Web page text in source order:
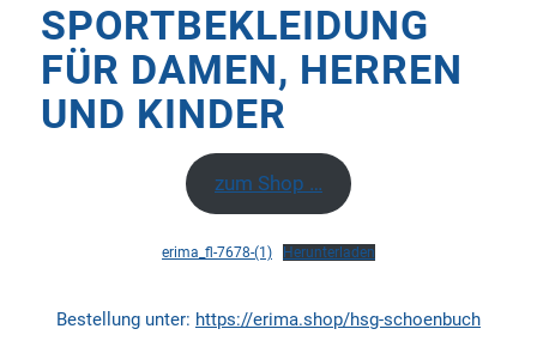
SPORTBEKLEIDUNG
FÜR DAMEN, HERREN
UND KINDER
zum Shop …
erima_fl-7678-(1) Herunterladen
Bestellung unter: https://erima.shop/hsg-schoenbuch